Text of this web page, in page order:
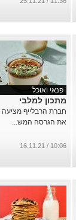
פנאי ואוכל
מתכון למלבי
חברת הרבלייף מציעה
את הגרסה המש...
10:06 / 16.11.21